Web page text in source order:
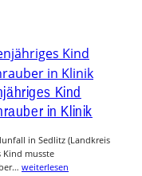
Kind
in Klinik
in Sedlitz (Landkreis
Kind musste
weiterlesen